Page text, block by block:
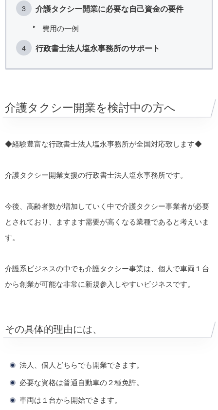
介護タクシー開業に必要な自己資金の要件
費用の一例
行政書士法人塩永事務所のサポート
介護タクシー開業を検討中の方へ
◆経験豊富な行政書士法人塩永事務所が全国対応致します◆
介護タクシー開業支援の行政書士法人塩永事務所です。
今後、高齢者数が増加していく中で介護タクシー事業者が必要
とされており、ますます需要が高くなる業種であると考えいま
す。
介護系ビジネスの中でも介護タクシー事業は、個人で車両１台
から創業が可能な非常に新規参入しやすいビジネスです。
その具体的理由には、
法人、個人どちらでも開業できます。
必要な資格は普通自動車の２種免許。
車両は１台から開始できます。